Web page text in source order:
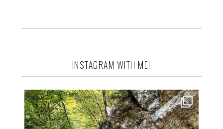
INSTAGRAM WITH ME!